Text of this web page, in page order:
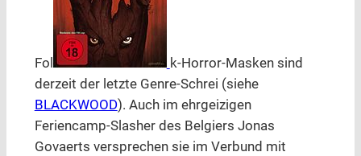
Fol
k-Horror-Masken sind
derzeit der letzte Genre-Schrei (siehe
BLACKWOOD). Auch im ehrgeizigen
Feriencamp-Slasher des Belgiers Jonas
Govaerts versprechen sie im Verbund mit